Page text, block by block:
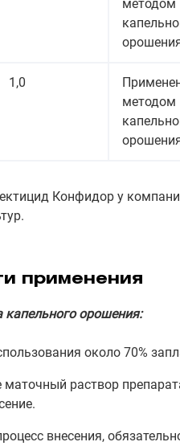
методом
1,0
методом
Конфидор у
применения
орошения:
около 70%
маточный раствор
внесения,